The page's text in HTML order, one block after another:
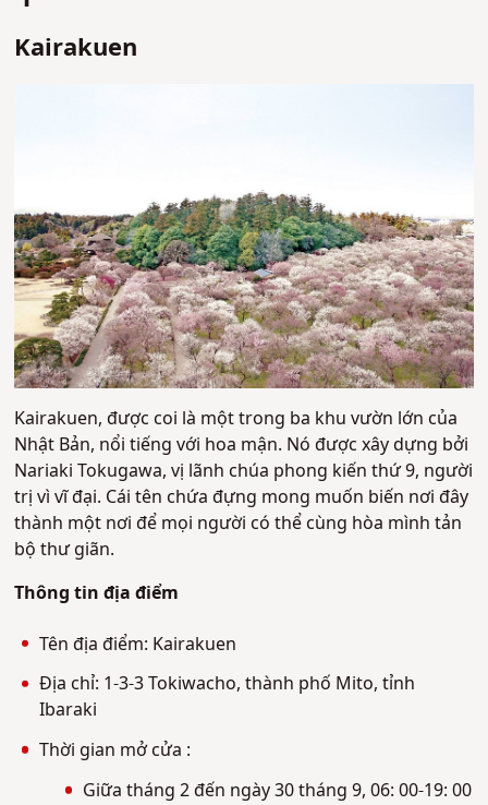
Kairakuen
Kairakuen, được coi là một trong ba khu vườn lớn của
Nhật Bản, nổi tiếng với hoa mận. Nó được xây dựng bởi
Nariaki Tokugawa, vị lãnh chúa phong kiến ​​thứ 9, người
trị vì vĩ đại. Cái tên chứa đựng mong muốn biến nơi đây
thành một nơi để mọi người có thể cùng hòa mình tản
bộ thư giãn.
Thông tin địa điểm
Tên địa điểm: Kairakuen
Địa chỉ: 1-3-3 Tokiwacho, thành phố Mito, tỉnh
Ibaraki
Thời gian mở cửa :
Giữa tháng 2 đến ngày 30 tháng 9, 06: 00-19: 00